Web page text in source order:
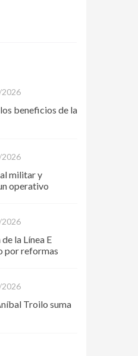
2026
beneficios de la
2026
militar y
operativo
2026
la Línea E
por reformas
2026
Troilo suma